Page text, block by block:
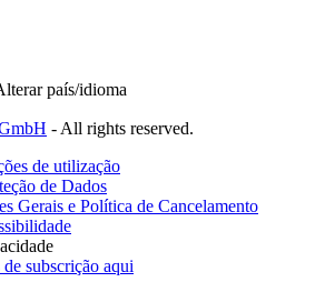
país/idioma
- All rights reserved.
de utilização
de Dados
Gerais e Política de Cancelamento
subscrição aqui